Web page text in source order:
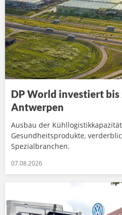
DP World investiert bis
Antwerpen
Ausbau der
Gesundheitsprodukte,
Spezialbranchen.
07.08.2026